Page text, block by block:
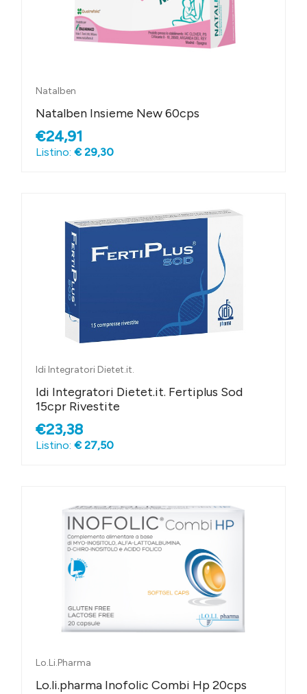
Natalben
Natalben Insieme New 60cps
€24,91
Listino: € 29,30
Idi Integratori Dietet.it.
Idi Integratori Dietet.it. Fertiplus Sod
15cpr Rivestite
€23,38
Listino: € 27,50
Lo.Li.Pharma
Lo.li.pharma Inofolic Combi Hp 20cps